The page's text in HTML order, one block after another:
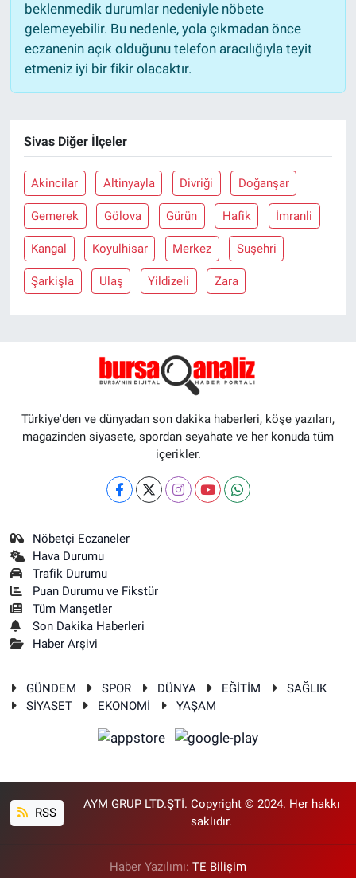
beklenmedik durumlar nedeniyle nöbete
gelemeyebilir. Bu nedenle, yola çıkmadan önce
eczanenin açık olduğunu telefon aracılığıyla teyit
etmeniz iyi bir fikir olacaktır.
Sivas Diğer İlçeler
Akincilar Altinyayla Divriği Doğanşar
Gemerek Gölova Gürün Hafik İmranli
Kangal Koyulhisar Merkez Suşehri
Şarkişla Ulaş Yildizeli Zara
Türkiye'den ve dünyadan son dakika haberleri, köşe yazıları,
magazinden siyasete, spordan seyahate ve her konuda tüm
içerikler.
Nöbetçi Eczaneler
Hava Durumu
Trafik Durumu
Puan Durumu ve Fikstür
Tüm Manşetler
Son Dakika Haberleri
Haber Arşivi
GÜNDEM SPOR DÜNYA EĞİTİM
SAĞLIK
SİYASET
EKONOMİ YAŞAM
RSS
AYM GRUP LTD.ŞTİ. Copyright © 2024. Her hakkı
saklıdır.
Haber Yazılımı: TE Bilişim